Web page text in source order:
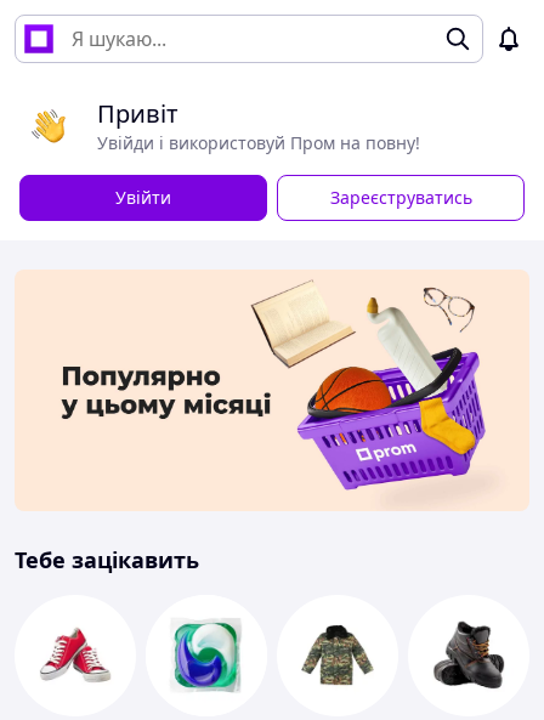
Привіт
Увійди і використовуй Пром на повну!
Увійти Зареєструватись
Тебе зацікавить